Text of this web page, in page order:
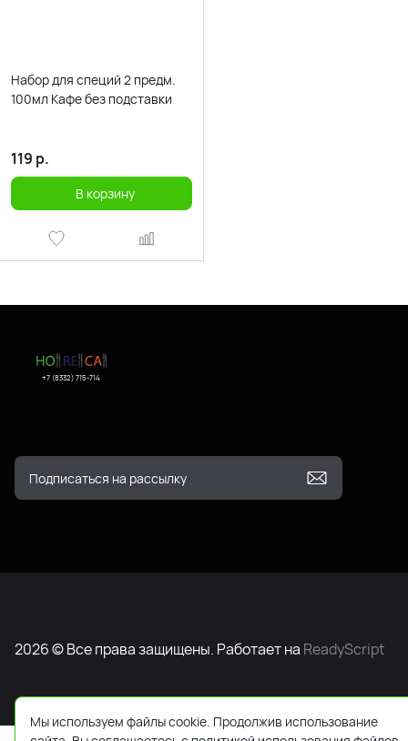
Набор для специй 2 предм.
100мл Кафе без подставки
119 р.
В корзину
+7 (8332) 715-714
2026 © Все права защищены. Работает на ReadyScript
Мы используем файлы cookie. Продолжив использование